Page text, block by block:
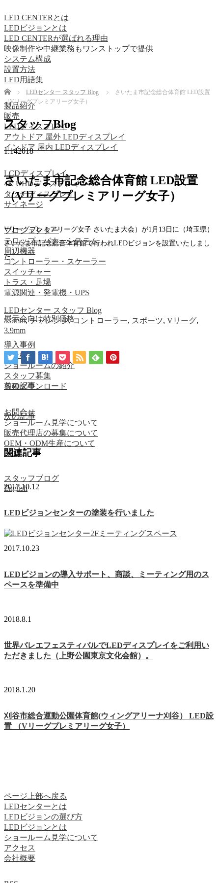
LED CENTERとは
LEDビジョンとは
LED CENTERが選ばれる理由
映像制作や中継業務もワンストップで提供
システム構成
設置方法
LED用語集
製品紹介
販売
LEDディスプレイ
アウトドア 屋外 LEDディスプレイ
インドア 屋内 LEDディスプレイ
LCDディスプレイ
4K UHDディスプレイ
タッチディスプレイ
サイネージ
プロジェクター
テロップ・バナーシステム
周辺機器
コントローラー・スケーラー
スイッチャー
トラス・足場
電源関連・発電機・UPS
展示会向け特別価格
導入事例
会社概要
ショールームの紹介
スタッフ募集
各種ダウンロード
お問合せ
ショールーム見学について
販売代理店の募集について
OEM・ODM生産について
FAQ
スタッフブログ
English
Home LEDセンター スタッフ Blog
さいたま市記念総合体育館 LED設置
（Vリーグプレミアリーグ女子）
スタッフBlog
1.142018
さいたま市記念総合体育館 LED設置
（Vリーグプレミアリーグ女子）
Vリーグプレミアリーグ女子 さいたま大会）が1月13日に（埼玉県）
さいたま市記念総合体育館で行われLEDビジョンを設置いたしまし
た。
LEDセンター スタッフ Blog
5.5mm,チャレンジ,コントローラー, スポーツ, Vリーグ,
3.9mm
前の記事
次の記事
関連記事
2017.10.12
LEDビジョンセンターの塗装を行いました
2017.10.23
LEDビジョンの導入サポート、商談、ミーティング用のス
ペースを準備中
2018.8.1
世界バレエフェスティバルでLEDディスプレイをご利用い
ただきました（上野公園東京文化会館）。
2018.1.20
刈谷市総合運動公園体育館(ウィングアリーナ刈谷） LED設
置 （Vリーグプレミアリーグ女子）
ページ上部へ戻る
LEDセンターとは
LEDビジョンの選び方
LEDビジョンとは
ショールーム見学について
アクセス
会社概要